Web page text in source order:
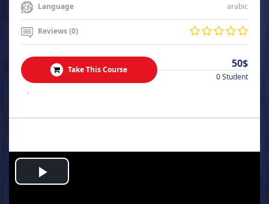
Language arabic
Reviews (0)
Take This Course 50$
0 Student
.
Play